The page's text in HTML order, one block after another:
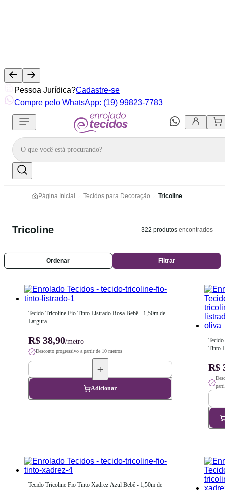
Pessoa Jurídica?Cadastre-se
Compre pelo WhatsApp: (19) 99823-7783
Página Inicial Tecidos para Decoração Tricoline
Tricoline 322 produtos encontrados
Ordenar Filtrar
Tecido Tricoline Fio Tinto Listrado Rosa Bebê - 1,50m de
Largura
R$ 38,90/metro
Desconto progressivo a partir de 10 metros
Adicionar
Tinto
R$
Tecido Tricoline Fio Tinto Xadrez Azul Bebê - 1,50m de